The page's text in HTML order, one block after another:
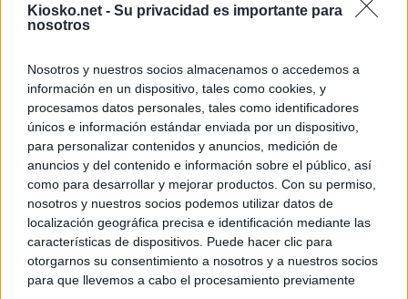
Kiosko.net - Su privacidad es importante para
nosotros
Nosotros y nuestros socios almacenamos o accedemos a
información en un dispositivo, tales como cookies, y
procesamos datos personales, tales como identificadores
únicos e información estándar enviada por un dispositivo,
para personalizar contenidos y anuncios, medición de
anuncios y del contenido e información sobre el público, así
como para desarrollar y mejorar productos. Con su permiso,
nosotros y nuestros socios podemos utilizar datos de
localización geográfica precisa e identificación mediante las
características de dispositivos. Puede hacer clic para
otorgarnos su consentimiento a nosotros y a nuestros socios
para que llevemos a cabo el procesamiento previamente